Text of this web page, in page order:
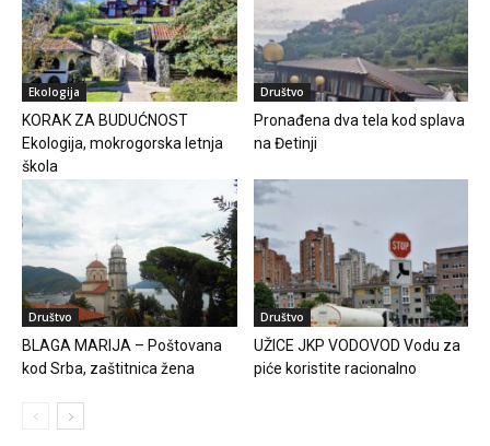
Ekologija
KORAK ZA BUDUĆNOST
Ekologija, mokrogorska letnja
škola
Društvo
Pronađena dva tela kod splava
na Đetinji
Društvo
BLAGA MARIJA – Poštovana
kod Srba, zaštitnica žena
Društvo
UŽICE JKP VODOVOD Vodu za
piće koristite racionalno